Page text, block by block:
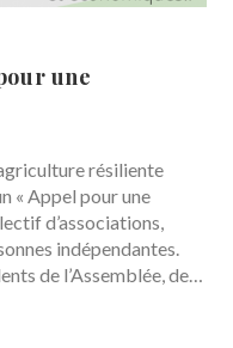
une
résiliente
« Appel pour une
d’associations,
indépendantes.
de l’Assemblée, de…